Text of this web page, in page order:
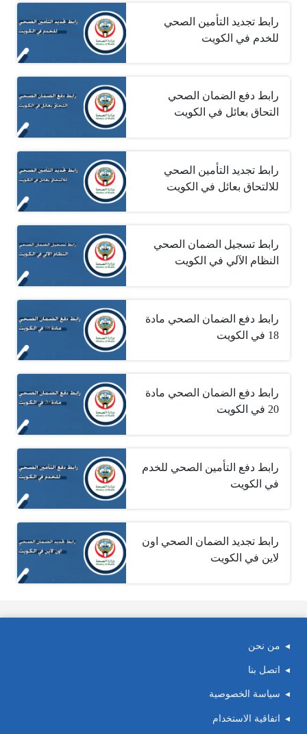
رابط تجديد التأمين الصحي
للخدم في الكويت
رابط دفع الضمان الصحي
التحاق بعائل في الكويت
رابط تجديد التأمين الصحي
للالتحاق بعائل في الكويت
رابط تسجيل الضمان الصحي
النظام الآلي في الكويت
رابط دفع الضمان الصحي مادة
18 في الكويت
رابط دفع الضمان الصحي مادة
20 في الكويت
رابط دفع التأمين الصحي للخدم
في الكويت
رابط تجديد الضمان الصحي اون
لاين في الكويت
من نحن
اتصل بنا
سياسة الخصوصية
اتفاقية الاستخدام